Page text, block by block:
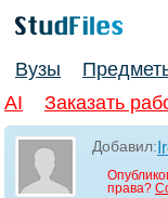
Вузы
AI
Заказать
Добавил:
права?